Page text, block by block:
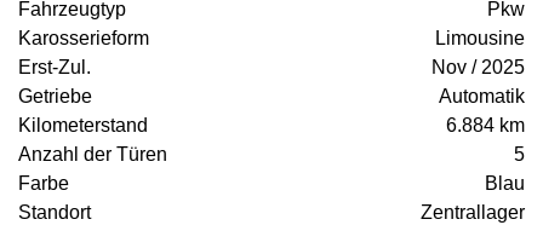
Fahrzeugtyp
Pkw
Karosserieform
Limousine
Erst-Zul.
Nov / 2025
Getriebe
Automatik
Kilometerstand
6.884 km
Anzahl der Türen
5
Farbe
Blau
Standort
Zentrallager